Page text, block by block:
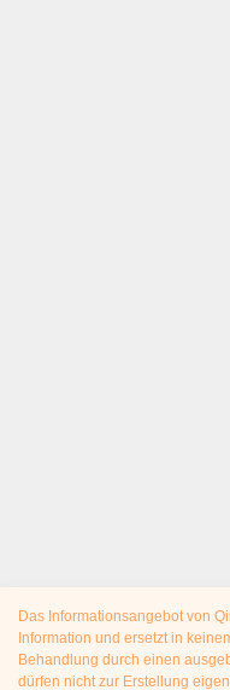
Das Informationsangebot von
Information und ersetzt in
Behandlung durch einen
dürfen nicht zur Erstellung